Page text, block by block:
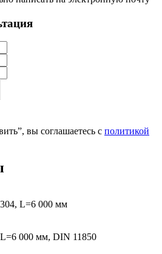
вы соглашаетесь с политикой
L=6 000 мм
000 мм, DIN 11850